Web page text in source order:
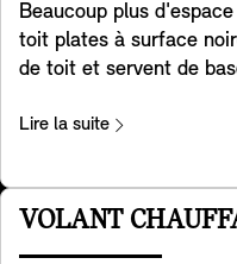
de détresse de votre
vous ouvrez la porte
de risque de collision
équipement ne
conducteur qu'incombe
d'adapter sa conduite
Beaucoup plus
toit plates à surface
de toit et servent de
vélos, des coffres, des
Lire la suite
VOLANT